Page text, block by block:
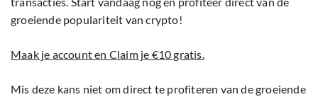
groeiende populariteit van crypto!
Maak je account en Claim je €10 gratis.
Mis deze kans niet om direct te profiteren van de groeiende